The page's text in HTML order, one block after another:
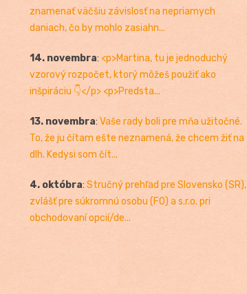
znamenať väčšiu závislosť na nepriamych
daniach, čo by mohlo zasiahn...
14. novembra: <p>Martina, tu je jednoduchý
vzorový rozpočet, ktorý môžeš použiť ako
inšpiráciu 👇</p> <p>Predsta...
13. novembra: Vaše rady boli pre mňa užitočné.
To, že ju čítam ešte neznamená, že chcem žiť na
dlh. Kedysi som čít...
4. októbra: Stručný prehľad pre Slovensko (SR),
zvlášť pre súkromnú osobu (FO) a s.r.o. pri
obchodovaní opcií/de...